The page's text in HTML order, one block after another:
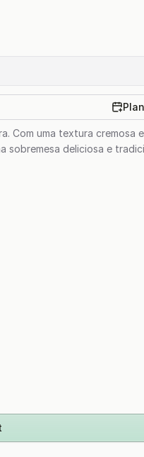
Plan
Com uma textura
sobremesa deliciosa e